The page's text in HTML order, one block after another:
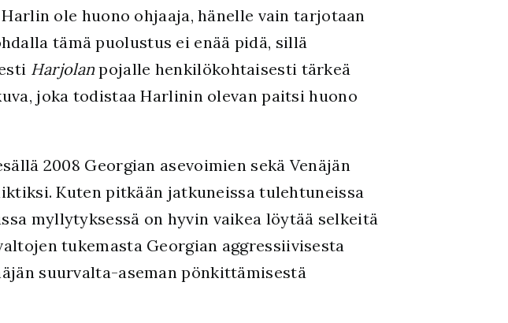
ole huono ohjaaja, hänelle vain tarjotaan
tämä puolustus ei enää pidä, sillä
Harjolan pojalle henkilökohtaisesti tärkeä
joka todistaa Harlinin olevan paitsi huono
2008 Georgian asevoimien sekä Venäjän
Kuten pitkään jatkuneissa tulehtuneissa
myllytyksessä on hyvin vaikea löytää selkeitä
tukemasta Georgian aggressiivisesta
suurvalta-aseman pönkittämisestä